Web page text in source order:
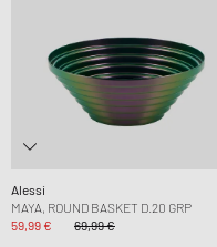
Alessi
MAYA, ROUND BASKET D.20 GRP
59,99 €
69,99 €